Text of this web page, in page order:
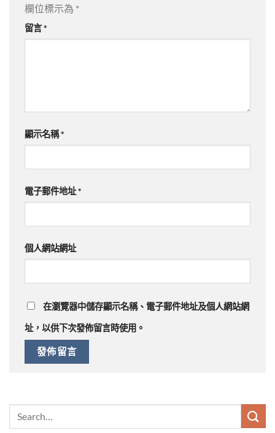
欄位標示為 *
留言*
顯示名稱*
電子郵件地址*
個人網站網址
在瀏覽器中儲存顯示名稱、電子郵件地址及個人網站網
址，以供下次發佈留言時使用。